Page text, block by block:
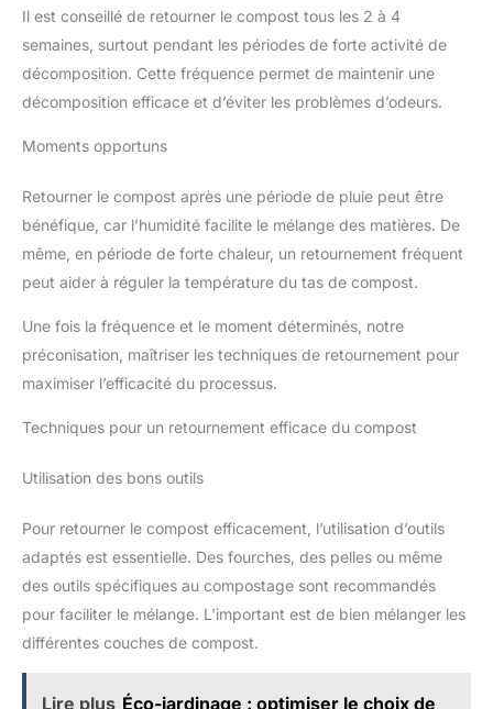
Il est conseillé de retourner le compost tous les 2 à 4
semaines, surtout pendant les périodes de forte activité de
décomposition. Cette fréquence permet de maintenir une
décomposition efficace et d’éviter les problèmes d’odeurs.
Moments opportuns
Retourner le compost après une période de pluie peut être
bénéfique, car l’humidité facilite le mélange des matières. De
même, en période de forte chaleur, un retournement fréquent
peut aider à réguler la température du tas de compost.
Une fois la fréquence et le moment déterminés, notre
préconisation, maîtriser les techniques de retournement pour
maximiser l’efficacité du processus.
Techniques pour un retournement efficace du compost
Utilisation des bons outils
Pour retourner le compost efficacement, l’utilisation d’outils
adaptés est essentielle. Des fourches, des pelles ou même
des outils spécifiques au compostage sont recommandés
pour faciliter le mélange. L’important est de bien mélanger les
différentes couches de compost.
Lire plus Éco-jardinage : optimiser le choix de